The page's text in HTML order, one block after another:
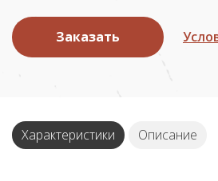
Заказать
Характеристики Описание